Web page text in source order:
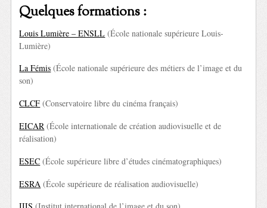
Quelques formations :
Louis Lumière – ENSLL (École nationale supérieure Louis-
Lumière)
La Fémis (École nationale supérieure des métiers de l’image et du
son)
CLCF (Conservatoire libre du cinéma français)
EICAR (École internationale de création audiovisuelle et de
réalisation)
ESEC (École supérieure libre d’études cinématographiques)
ESRA (École supérieure de réalisation audiovisuelle)